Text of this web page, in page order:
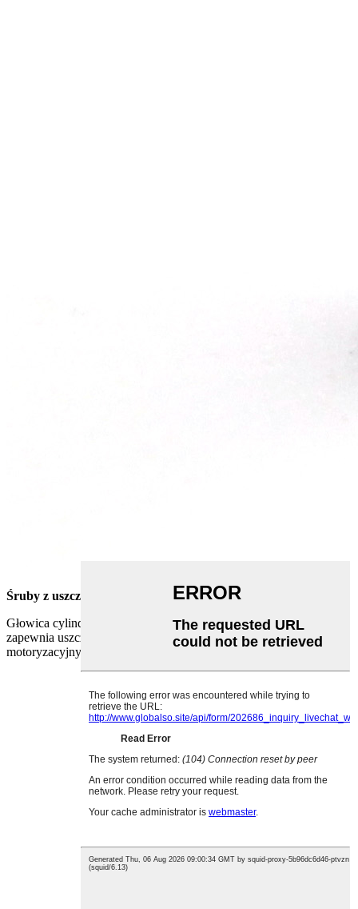
Śruby z uszczelką typu O-ring z łbem nasadowym
Głowica cylindryczna z pierścieniem uszczelniającym typu O,
zapewnia uszczelnienia pod ciśnieniem w przemyśle
motoryzacyjnym/maszynowym.